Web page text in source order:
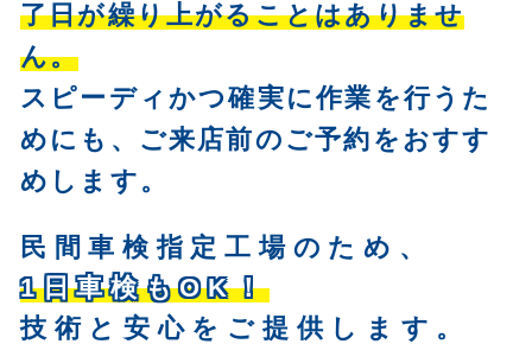
了日が繰り上がることはありませ
ん。
スピーディかつ確実に作業を行うた
めにも、ご来店前のご予約をおすす
めします。
民間車検指定工場のため、
1日車検もOK！
技術と安心をご提供します。